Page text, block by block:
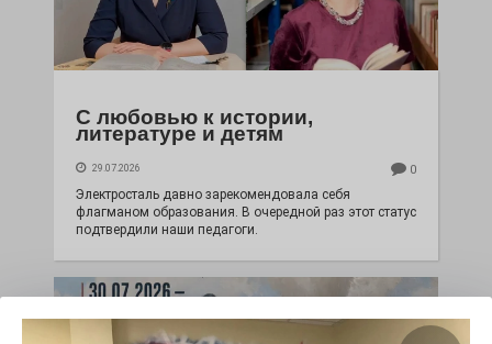
С любовью к истории,
литературе и детям
29.07.2026 0
Электросталь давно зарекомендовала себя
флагманом образования. В очередной раз этот статус
подтвердили наши педагоги.